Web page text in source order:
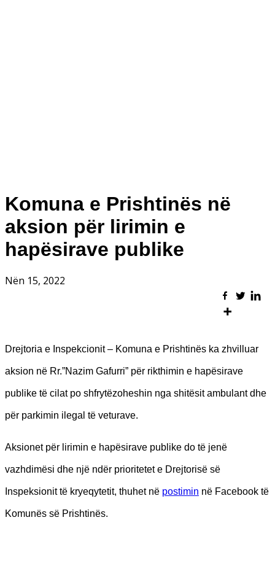
Komuna e Prishtinës në
aksion për lirimin e
hapësirave publike
Nën 15, 2022
Drejtoria e Inspekcionit – Komuna e Prishtinës ka zhvilluar
aksion në Rr.”Nazim Gafurri” për rikthimin e hapësirave
publike të cilat po shfrytëzoheshin nga shitësit ambulant dhe
për parkimin ilegal të veturave.
Aksionet për lirimin e hapësirave publike do të jenë
vazhdimësi dhe një ndër prioritetet e Drejtorisë së
Inspeksionit të kryeqytetit, thuhet në postimin në Facebook të
Komunës së Prishtinës.